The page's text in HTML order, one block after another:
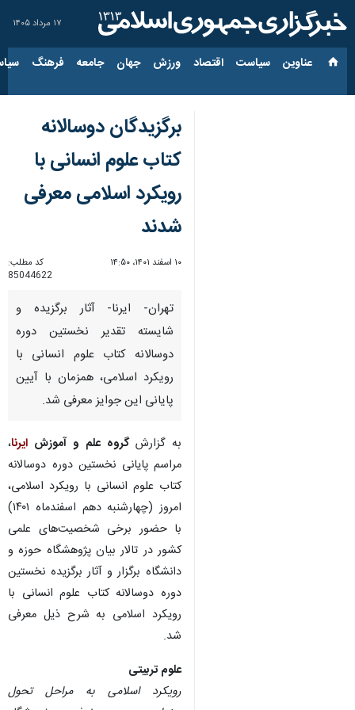
۱۷ مرداد ۱۴۰۵
عناوین‌ سیاست اقتصاد ورزش جهان جامعه فرهنگ
برگزیدگان دوسالانه
کتاب علوم انسانی با
رویکرد اسلامی معرفی
شدند
۱۰ اسفند ۱۴۰۱، ۱۴:۵۰
کد مطلب:
85044622
تهران- ایرنا- آثار برگزیده و
شایسته تقدیر نخستین دوره
دوسالانه کتاب علوم انسانی با
رویکرد اسلامی، همزمان با آیین
پایانی این جوایز معرفی شد.
به گزارش گروه علم و آموزش ایرنا،
مراسم پایانی نخستین دوره دوسالانه
کتاب علوم انسانی با رویکرد اسلامی،
امروز (چهارشنبه دهم اسفندماه ۱۴۰۱)
با حضور برخی شخصیت‌های علمی
کشور در تالار بیان پژوهشگاه حوزه و
دانشگاه برگزار و آثار برگزیده نخستین
دوره دوسالانه کتاب علوم انسانی با
رویکرد اسلامی به شرح ذیل معرفی
شد.
علوم تربیتی
رویکرد اسلامی به مراحل تحول